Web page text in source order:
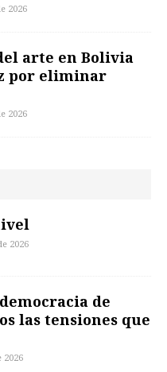
2026
arte en Bolivia
por eliminar
2026
2026
de
las tensiones que
2026